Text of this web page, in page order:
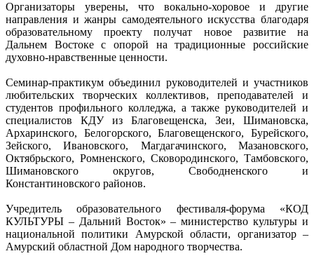
Организаторы уверены, что вокально-хоровое и другие
направления и жанры самодеятельного искусства благодаря
образовательному проекту получат новое развитие на
Дальнем Востоке с опорой на традиционные российские
духовно-нравственные ценности.
Семинар-практикум объединил руководителей и участников
любительских творческих коллективов, преподавателей и
студентов профильного колледжа, а также руководителей и
специалистов КДУ из Благовещенска, Зеи, Шимановска,
Архаринского, Белогорского, Благовещенского, Бурейского,
Зейского, Ивановского, Магдагачинского, Мазановского,
Октябрьского, Ромненского, Сковородинского, Тамбовского,
Шимановского округов, Свободненского и
Константиновского районов.
Учредитель образовательного фестиваля-форума «КОД
КУЛЬТУРЫ – Дальний Восток» – министерство культуры и
национальной политики Амурской области, организатор –
Амурский областной Дом народного творчества.